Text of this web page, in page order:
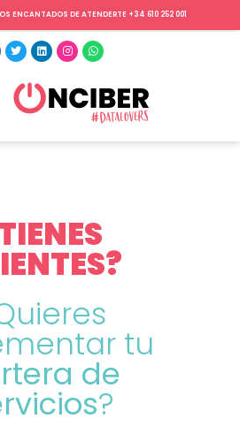
ENCANTADOS DE ATENDERTE +34 610 252 001
tu
de
?